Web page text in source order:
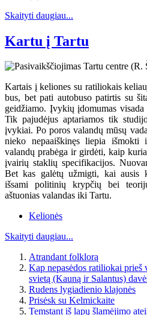
Skaityti daugiau...
Kartu į Tartu
Kartais į keliones su ratiliokais
bus, bet pati autobuso patirtis su
geidžiamo. Įvykių įdomumas
Tik pajudėjus aptariamos tik
įvykiai. Po poros valandų mūsų
nieko nepaaiškinęs liepia
valandų prabėga ir girdėti, kaip
įvairių staklių specifikacijos.
Bet kas galėtų užmigti, kai ausis
išsami politinių krypčių bei
aštuonias valandas iki Tartu.
Kelionės
Skaityti daugiau...
Atrandant folklorą
Kap nepasėdos ratiliokai prieš
svietą (Kauną ir Salantus)
Rudens lygiadienio klajonės
Prisėsk su Kelmickaite
Temstant iš lapų šlamėjimo